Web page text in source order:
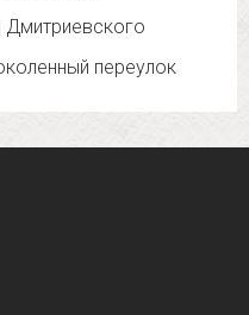
переулок